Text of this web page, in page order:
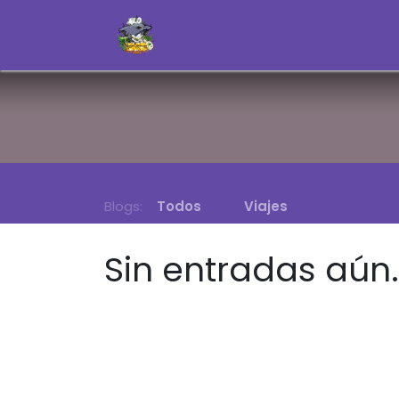
Blogs: Todos Viajes
Sin entradas aún.